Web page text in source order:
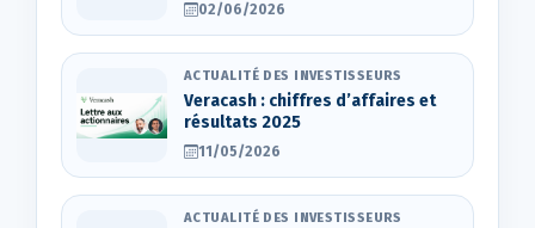
02/06/2026
ACTUALITÉ DES INVESTISSEURS
Veracash : chiffres d’affaires et
résultats 2025
11/05/2026
ACTUALITÉ DES INVESTISSEURS